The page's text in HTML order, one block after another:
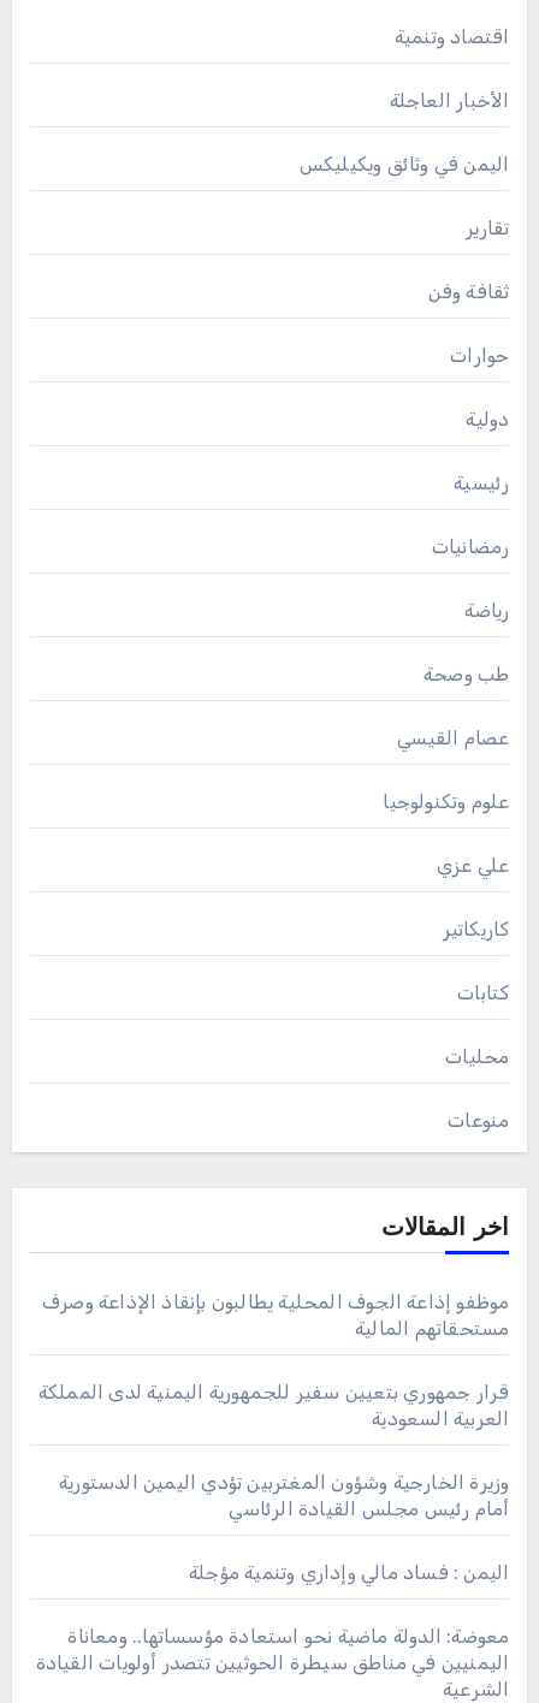
اقتصاد وتنمية
الأخبار العاجلة
اليمن في وثائق ويكيليكس
تقارير
ثقافة وفن
حوارات
دولية
رئيسية
رمضانيات
رياضة
طب وصحة
عصام القيسي
علوم وتكنولوجيا
علي عزي
كاريكاتير
كتابات
محليات
منوعات
اخر المقالات
موظفو إذاعة الجوف المحلية يطالبون بإنقاذ الإذاعة وصرف
مستحقاتهم المالية
قرار جمهوري بتعيين سفير للجمهورية اليمنية لدى المملكة
العربية السعودية
وزيرة الخارجية وشؤون المغتربين تؤدي اليمين الدستورية
أمام رئيس مجلس القيادة الرئاسي
اليمن : فساد مالي وإداري وتنمية مؤجلة
معوضة: الدولة ماضية نحو استعادة مؤسساتها.. ومعاناة
اليمنيين في مناطق سيطرة الحوثيين تتصدر أولويات القيادة
الشرعية